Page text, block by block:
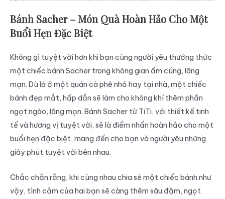
Bánh Sacher – Món Quà Hoàn Hảo Cho Một
Buổi Hẹn Đặc Biệt
Không gì tuyệt vời hơn khi bạn cùng người yêu thưởng thức
một chiếc bánh Sacher trong không gian ấm cúng, lãng
mạn. Dù là ở một quán cà phê nhỏ hay tại nhà, một chiếc
bánh đẹp mắt, hấp dẫn sẽ làm cho không khí thêm phần
ngọt ngào, lãng mạn. Bánh Sacher từ TiTi, với thiết kế tinh
tế và hương vị tuyệt vời, sẽ là điểm nhấn hoàn hảo cho một
buổi hẹn đặc biệt, mang đến cho bạn và người yêu những
giây phút tuyệt vời bên nhau.
Chắc chắn rằng, khi cùng nhau chia sẻ một chiếc bánh như
vậy, tình cảm của hai bạn sẽ càng thêm sâu đậm, ngọt